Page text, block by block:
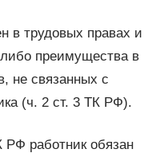
в трудовых правах и
преимущества в
не связанных с
(ч. 2 ст. 3 ТК РФ).
РФ работник обязан